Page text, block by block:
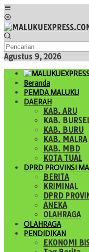
Loncat
ke
konten
Agustus 9, 2026
Beranda
PEMDA MALUKU
DAERAH
KAB. ARU
KAB.
KAB. BURU
KAB. MALRA
KAB. MBD
KOTA TUAL
DPRD PROVINSI
BERITA
KRIMINAL
DPRD
ANEKA
OLAHRAGA
OLAHRAGA
PENDIDIKAN
EKONOMI